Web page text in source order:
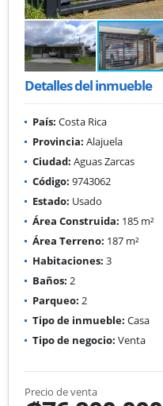
Detalles del inmueble
País: Costa Rica
Provincia: Alajuela
Ciudad: Aguas Zarcas
Código: 9743062
Estado: Usado
Área Construida: 185 m²
Área Terreno: 187 m²
Habitaciones: 3
Baños: 2
Parqueo: 2
Tipo de inmueble: Casa
Tipo de negocio: Venta
Precio de venta